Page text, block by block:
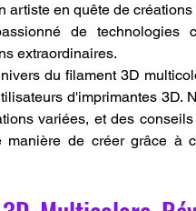
artiste en quête de
de technologies
extraordinaires.
du filament 3D
d'imprimantes 3D.
variées, et des
manière de créer grâce à